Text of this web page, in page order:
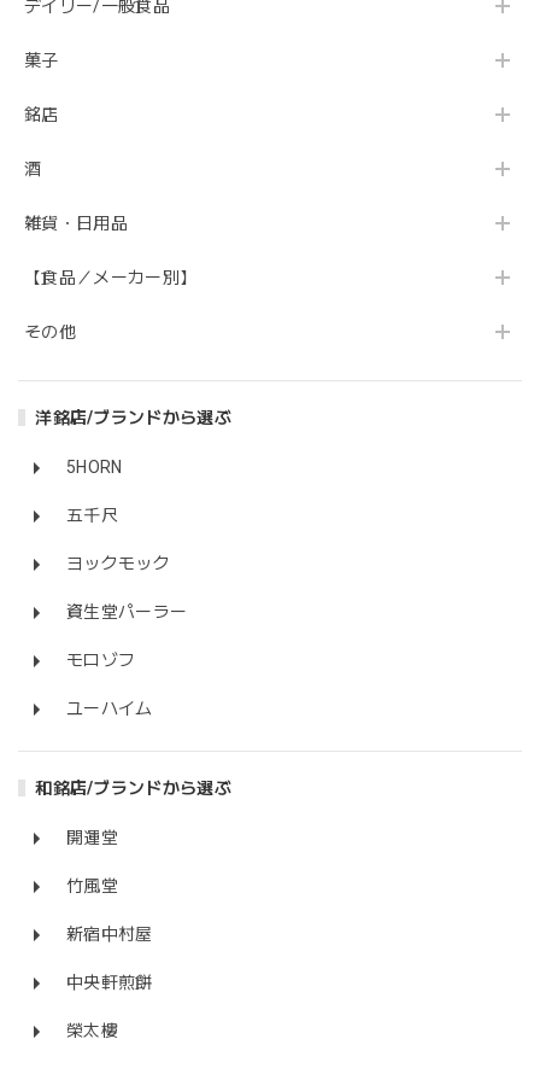
デイリー/一般食品
菓子
銘店
酒
雑貨・日用品
【食品／メーカー別】
その他
洋銘店/ブランドから選ぶ
5HORN
五千尺
ヨックモック
資生堂パーラー
モロゾフ
ユーハイム
和銘店/ブランドから選ぶ
開運堂
竹風堂
新宿中村屋
中央軒煎餅
榮太樓